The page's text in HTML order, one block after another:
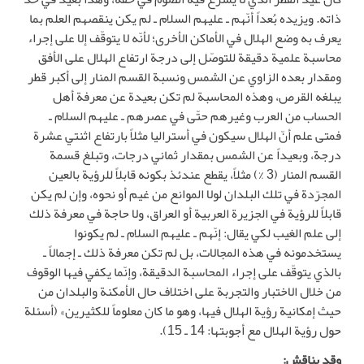
ذاته. ويزيده بُعداً أنّهم ـ عليهم السلام ـ لم يكن ينقصهم العلم بما
يعرف به وضع الهلال في الأماكن الأخرى؛ لأنّه لا يتوقّف إلا على إجراء
محاسبة علمية دقيقة للتوصّل إلى درجة ارتفاع الهلال على الأفق
ومقدار بعده الزاوي عن الشمس ونسبة القسم المنار إلى أكبر قطر
يبلغه القرص، وهذه المحاسبة لم تكن بعيدة عن معرفة أهل
الحساب من العرب وغيرهم حتّى في عصرهم ـ عليهم السلام ـ
فمتى علم أنّ الهلال سيكون في أستراليا مثلاً بارتفاع اثنتي عشرة
درجة، وبعيداً عن الشمس بمقدار ثماني درجات، وتبلغ قسمة
القسم المنار (3 %) مثلاً، يقطع عندئذ بكونه قابلاً للرؤية بالعين
المجرّدة في تلك البلدان لولا الموانع من غيم أو نحوه، وإن لم يكن
قابلاً للرؤية في الجزيرة العربية أو العراق، ولا حاجة في معرفة ذلك
إلى علم الغيب لكي يقال: إنّهم ـ عليهم السلام ـ لم يكونوا
يستخدمونه في هذه المجالات، بل لم تكن معرفة ذلك ـ إجمالاً ـ
بالذي يتوقّف على إجراء المحاسبة الدقيقة، وإنّما يكفي فيها الوقوف
من خلال الاختبار والتجربة على اختلاف حال الأمكنة والبلدان من
حيث إمكانية رؤية الهلال فيها، وهو ما كان معلوماً للكثيرين» (أسئلة
حول رؤية الهلال مع أجوبتها: 14 ـ 15).